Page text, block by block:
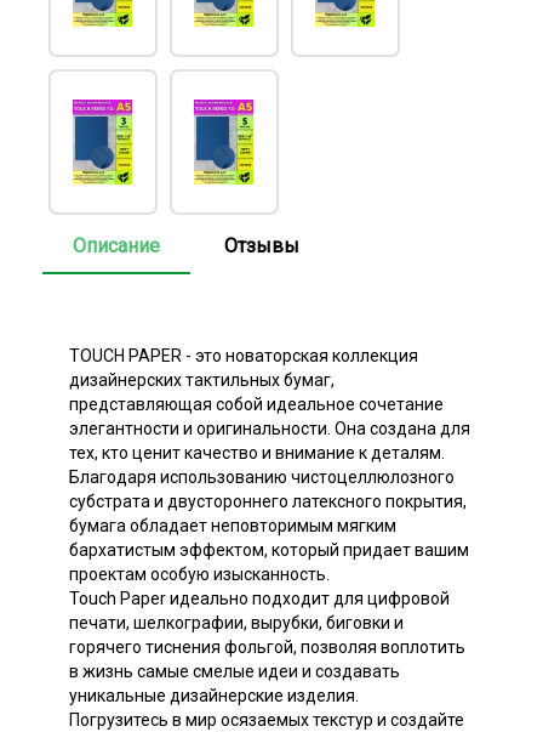
Описание Отзывы
TOUCH PAPER - это новаторская коллекция
дизайнерских тактильных бумаг,
представляющая собой идеальное сочетание
элегантности и оригинальности. Она создана для
тех, кто ценит качество и внимание к деталям.
Благодаря использованию чистоцеллюлозного
субстрата и двустороннего латексного покрытия,
бумага обладает неповторимым мягким
бархатистым эффектом, который придает вашим
проектам особую изысканность.
Touch Paper идеально подходит для цифровой
печати, шелкографии, вырубки, биговки и
горячего тиснения фольгой, позволяя воплотить
в жизнь самые смелые идеи и создавать
уникальные дизайнерские изделия.
Погрузитесь в мир осязаемых текстур и создайте